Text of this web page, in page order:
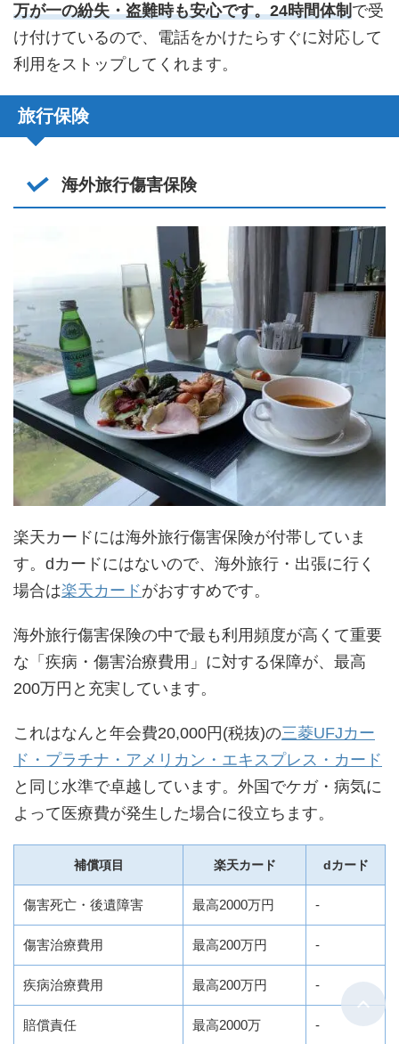
万が一の紛失・盗難時も安心です。24時間体制 で受
け付けているので、電話をかけたらすぐに対応して
利用をストップしてくれます。
旅行保険
海外旅行傷害保険
楽天カードには海外旅行傷害保険が付帯していま
す。dカードにはないので、海外旅行・出張に行く
場合は楽天カードがおすすめです。
海外旅行傷害保険の中で最も利用頻度が高くて重要
な「疾病・傷害治療費用」に対する保障が、最高
200万円と充実しています。
これはなんと年会費20,000円(税抜)の三菱UFJカー
ド・プラチナ・アメリカン・エキスプレス・カード
と同じ水準で卓越しています。外国でケガ・病気に
よって医療費が発生した場合に役立ちます。
補償項目 楽天カード dカード
傷害死亡・後遺障害 最高2000万円 -
傷害治療費用 最高200万円 -
疾病治療費用 最高200万円 -
賠償責任 最高2000万 -